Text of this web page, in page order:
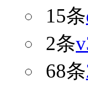
15条
2条
68条